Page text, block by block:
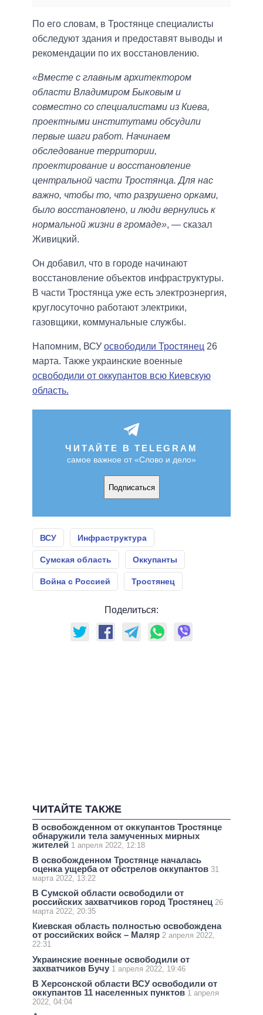
По его словам, в Тростянце специалисты
обследуют здания и предоставят выводы и
рекомендации по их восстановлению.
«Вместе с главным архитектором
области Владимиром Быковым и
совместно со специалистами из Киева,
проектными институтами обсудили
первые шаги работ. Начинаем
обследование территории,
проектирование и восстановление
центральной части Тростянца. Для нас
важно, чтобы то, что разрушено орками,
было восстановлено, и люди вернулись к
нормальной жизни в громаде», — сказал
Живицкий.
Он добавил, что в городе начинают
восстановление объектов инфраструктуры.
В части Тростянца уже есть электроэнергия,
круглосуточно работают электрики,
газовщики, коммунальные службы.
Напомним, ВСУ освободили Тростянец 26
марта. Также украинские военные
освободили от оккупантов всю Киевскую
область.
ЧИТАЙТЕ В TELEGRAM
самое важное от «Слово и дело»
Подписаться
ВСУ Инфраструктура
Сумская область Оккупанты
Война с Россией Тростянец
Поделиться:
ЧИТАЙТЕ ТАКЖЕ
В освобожденном от оккупантов Тростянце
обнаружили тела замученных мирных
жителей 1 апреля 2022, 12:18
В освобожденном Тростянце началась
оценка ущерба от обстрелов оккупантов 31
марта 2022, 13:22
В Сумской области освободили от
российских захватчиков город Тростянец 26
марта 2022, 20:35
Киевская область полностью освобождена
от российских войск – Маляр 2 апреля 2022,
22:31
Украинские военные освободили от
захватчиков Бучу 1 апреля 2022, 19:46
В Херсонской области ВСУ освободили от
оккупантов 11 населенных пунктов 1 апреля
2022, 04:04